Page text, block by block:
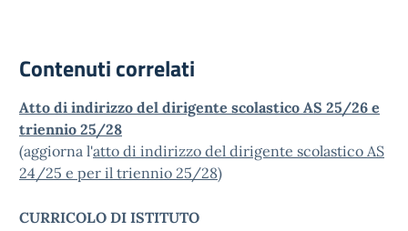
Contenuti correlati
Atto di indirizzo del dirigente scolastico AS 25/26 e
triennio 25/28
(aggiorna l'atto di indirizzo del dirigente scolastico AS
24/25 e per il triennio 25/28)
CURRICOLO DI ISTITUTO